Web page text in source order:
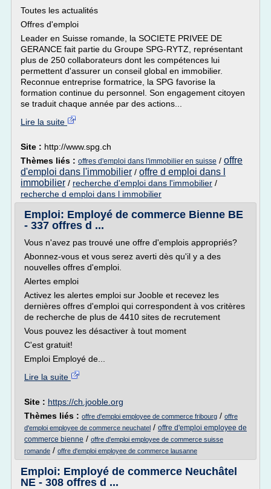
Toutes les actualités
Offres d'emploi
Leader en Suisse romande, la SOCIETE PRIVEE DE
GERANCE fait partie du Groupe SPG-RYTZ, représentant
plus de 250 collaborateurs dont les compétences lui
permettent d'assurer un conseil global en immobilier.
Reconnue entreprise formatrice, la SPG favorise la
formation continue du personnel. Son engagement citoyen
se traduit chaque année par des actions...
Lire la suite
Site : http://www.spg.ch
Thèmes liés : offres d'emploi dans l'immobilier en suisse / offre
d'emploi dans l'immobilier / offre d emploi dans l
immobilier / recherche d'emploi dans l'immobilier /
recherche d emploi dans l immobilier
Emploi: Employé de commerce Bienne BE
- 337 offres d ...
Vous n'avez pas trouvé une offre d'emplois appropriés?
Abonnez-vous et vous serez averti dès qu'il y a des
nouvelles offres d'emploi.
Alertes emploi
Activez les alertes emploi sur Jooble et recevez les
dernières offres d'emploi qui correspondent à vos critères
de recherche de plus de 4410 sites de recrutement
Vous pouvez les désactiver à tout moment
C'est gratuit!
Emploi Employé de...
Lire la suite
Site : https://ch.jooble.org
Thèmes liés : offre d'emploi employee de commerce fribourg / offre
d'emploi employee de commerce neuchatel / offre d'emploi employee de
commerce bienne / offre d'emploi employee de commerce suisse
romande / offre d'emploi employee de commerce lausanne
Emploi: Employé de commerce Neuchâtel
NE - 308 offres d ...